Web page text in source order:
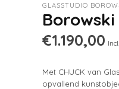
GLASSTUDIO
€1.190,00
Met CHUCK van
opvallend